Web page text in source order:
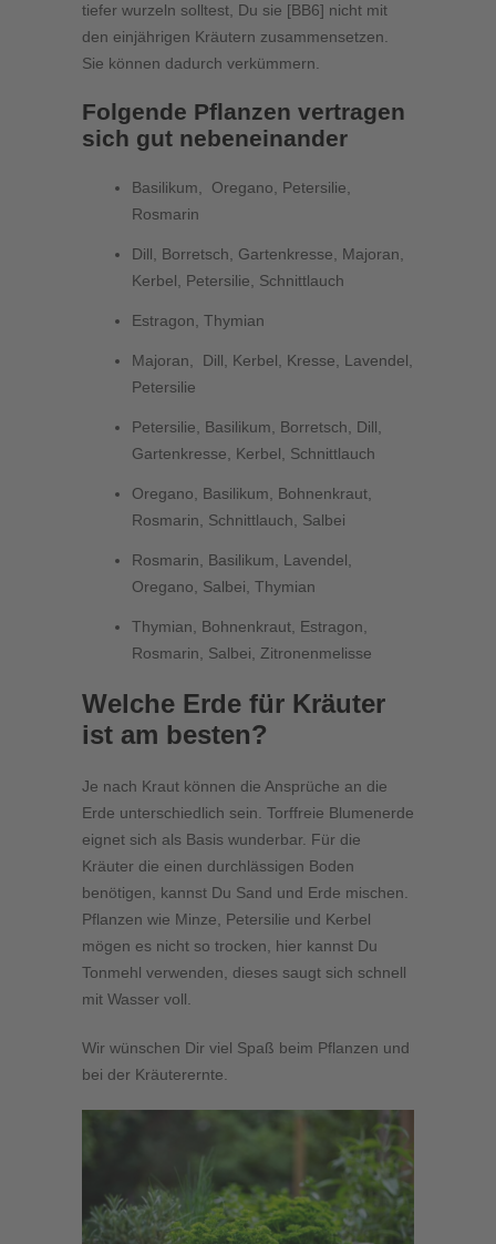
tiefer wurzeln solltest, Du sie [BB6] nicht mit
den einjährigen Kräutern zusammensetzen.
Sie können dadurch verkümmern.
Folgende Pflanzen vertragen
sich gut nebeneinander
Basilikum, Oregano, Petersilie,
Rosmarin
Dill, Borretsch, Gartenkresse, Majoran,
Kerbel, Petersilie, Schnittlauch
Estragon, Thymian
Majoran, Dill, Kerbel, Kresse, Lavendel,
Petersilie
Petersilie, Basilikum, Borretsch, Dill,
Gartenkresse, Kerbel, Schnittlauch
Oregano, Basilikum, Bohnenkraut,
Rosmarin, Schnittlauch, Salbei
Rosmarin, Basilikum, Lavendel,
Oregano, Salbei, Thymian
Thymian, Bohnenkraut, Estragon,
Rosmarin, Salbei, Zitronenmelisse
Welche Erde für Kräuter
ist am besten?
Je nach Kraut können die Ansprüche an die
Erde unterschiedlich sein. Torffreie Blumenerde
eignet sich als Basis wunderbar. Für die
Kräuter die einen durchlässigen Boden
benötigen, kannst Du Sand und Erde mischen.
Pflanzen wie Minze, Petersilie und Kerbel
mögen es nicht so trocken, hier kannst Du
Tonmehl verwenden, dieses saugt sich schnell
mit Wasser voll.
Wir wünschen Dir viel Spaß beim Pflanzen und
bei der Kräuterernte.